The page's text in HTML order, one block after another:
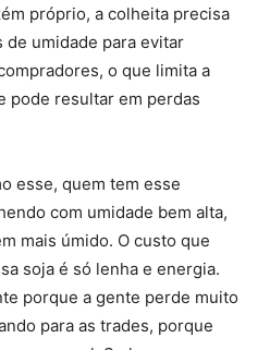
próprio, a colheita precisa
umidade para evitar
o que limita a
pode resultar em perdas
esse, quem tem esse
com umidade bem alta,
mais úmido. O custo que
soja é só lenha e energia.
porque a gente perde muito
para as trades, porque